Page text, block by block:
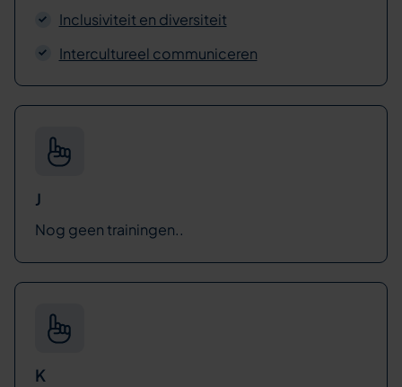
Inclusiviteit en diversiteit
Intercultureel communiceren
J
Nog geen trainingen..
K